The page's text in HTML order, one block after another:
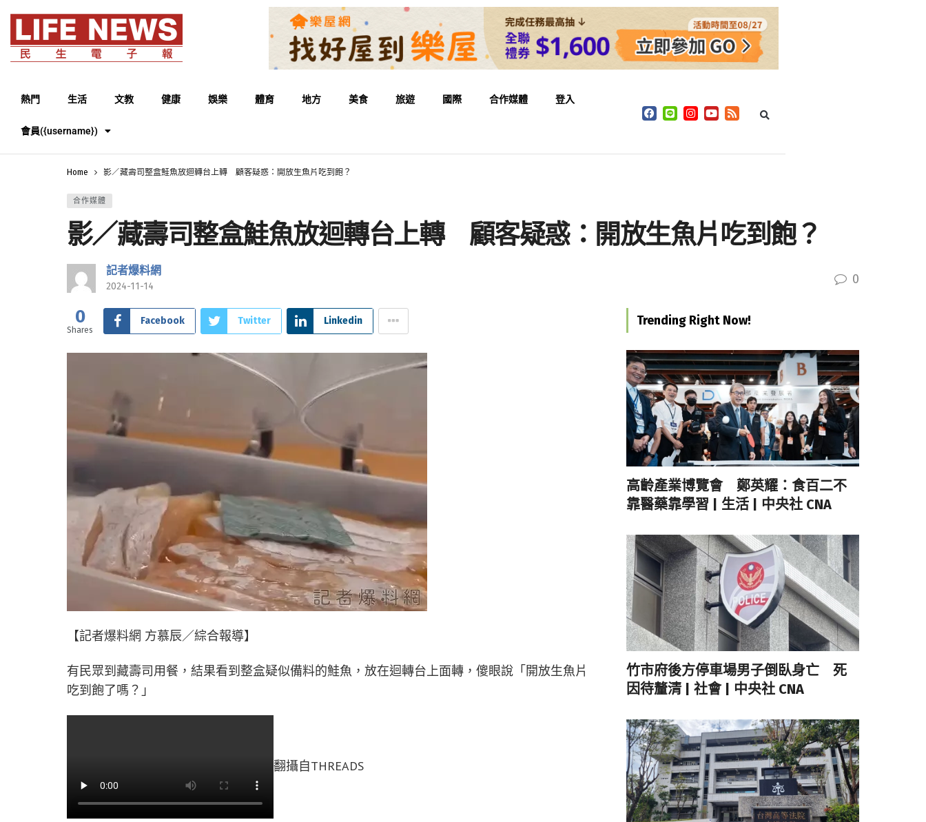
熱門 生活 文教 健康 娛樂 體育 地方 美食 旅遊 國際 合作媒體 登入
會員({username})
Home 影／藏壽司整盒鮭魚放迴轉台上轉 顧客疑惑：開放生魚片吃到飽？
合作媒體
影／藏壽司整盒鮭魚放迴轉台上轉 顧客疑惑：開放生魚片吃到飽？
記者爆料網
2024-11-14 0
0
Shares
Facebook Twitter Linkedin
【記者爆料網 方慕辰／綜合報導】
有民眾到藏壽司用餐，結果看到整盒疑似備料的鮭魚，放在迴轉台上面轉，傻眼說「開放生魚片
吃到飽了嗎？」
翻攝自THREADS
Trending Right Now!
高齡產業博覽會 鄭英耀：食百二不
靠醫藥靠學習 | 生活 | 中央社 CNA
竹市府後方停車場男子倒臥身亡 死
因待釐清 | 社會 | 中央社 CNA